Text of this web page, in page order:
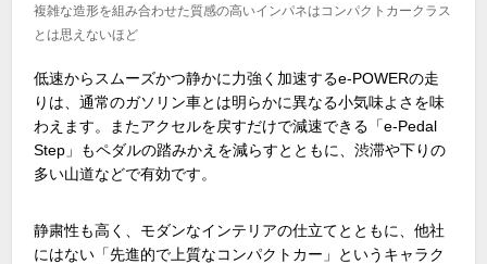
複雑な造形を組み合わせた質感の高いインパネはコンパクトカークラス
とは思えないほど
低速からスムーズかつ静かに力強く加速するe-POWERの走
りは、通常のガソリン車とは明らかに異なる小気味よさを味
わえます。またアクセルを戻すだけで減速できる「e-Pedal
Step 」もペダルの踏みかえを減らすとともに、渋滞や下りの
多い山道などで有効です。
静粛性も高く、モダンなインテリアの仕立てとともに、他社
にはない「先進的で上質なコンパクトカー」というキャラク